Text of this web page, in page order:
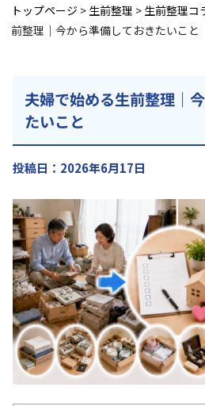
トップページ > 生前整理 > 生前整理コ
前整理｜今から準備しておきたいこと
夫婦で始める生前整理｜
たいこと
投稿日：2026年6月17日